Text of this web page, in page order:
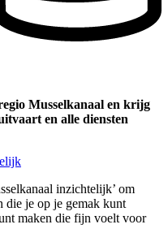
Musselkanaal en krijg
en alle diensten
inzichtelijk’ om
die je op je gemak kunt
maken die fijn voelt voor